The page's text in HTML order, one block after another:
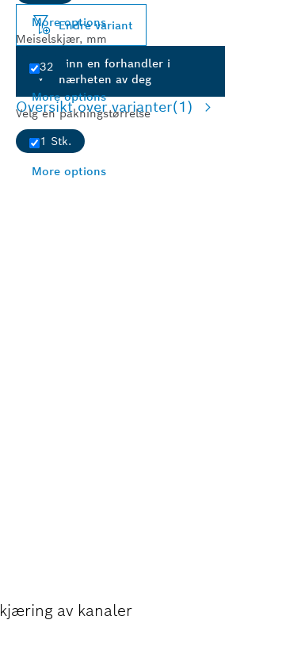
More options
Meiselskjær, mm
32
More options
Velg en pakningstørrelse
1 Stk.
More options
Endre variant
Finn en forhandler i
nærheten av deg
Oversikt over varianter(1)
av kanaler